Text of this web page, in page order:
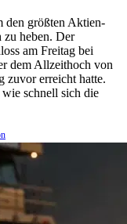
den größten Aktien-
zu heben. Der
am Freitag bei
dem Allzeithoch von
zuvor erreicht hatte.
schnell sich die